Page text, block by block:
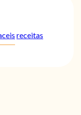
receitas